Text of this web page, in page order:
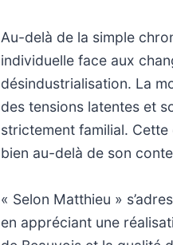
Au-delà de la simple
individuelle face aux
désindustrialisation. La
des tensions latentes et
strictement familial.
bien au-delà de son
« Selon Matthieu »
en appréciant une